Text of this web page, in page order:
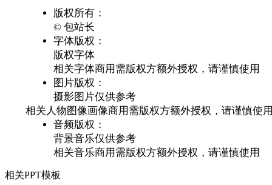
版权所有：
© 包站长
字体版权：
版权字体
相关字体商用需版权方额外授权，请谨慎使用
图片版权：
摄影图片仅供参考
相关人物图像画像商用需版权方额外授权，请谨慎使
音频版权：
背景音乐仅供参考
相关音乐商用需版权方额外授权，请谨慎使用
相关PPT模板